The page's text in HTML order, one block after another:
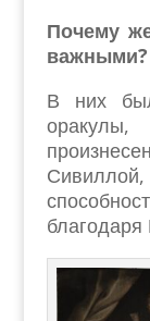
Почему
важными?
В них
оракулы,